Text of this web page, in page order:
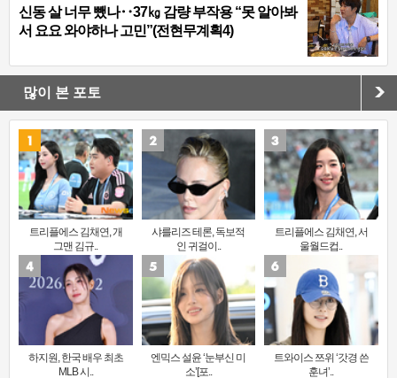
신동 살 너무 뺐나‥37㎏ 감량 부작용 “못 알아봐
서 요요 와야하나 고민”(전현무계획4)
많이 본 포토
트리플에스 김채연, 개
그맨 김규..
샤를리즈 테론, 독보적
인 귀걸이..
트리플에스 김채연, 서
울월드컵..
하지원, 한국 배우 최초
MLB 시..
엔믹스 설윤 ‘눈부신 미
소’[포..
트와이스 쯔위 ‘갓경 쓴
훈녀’..